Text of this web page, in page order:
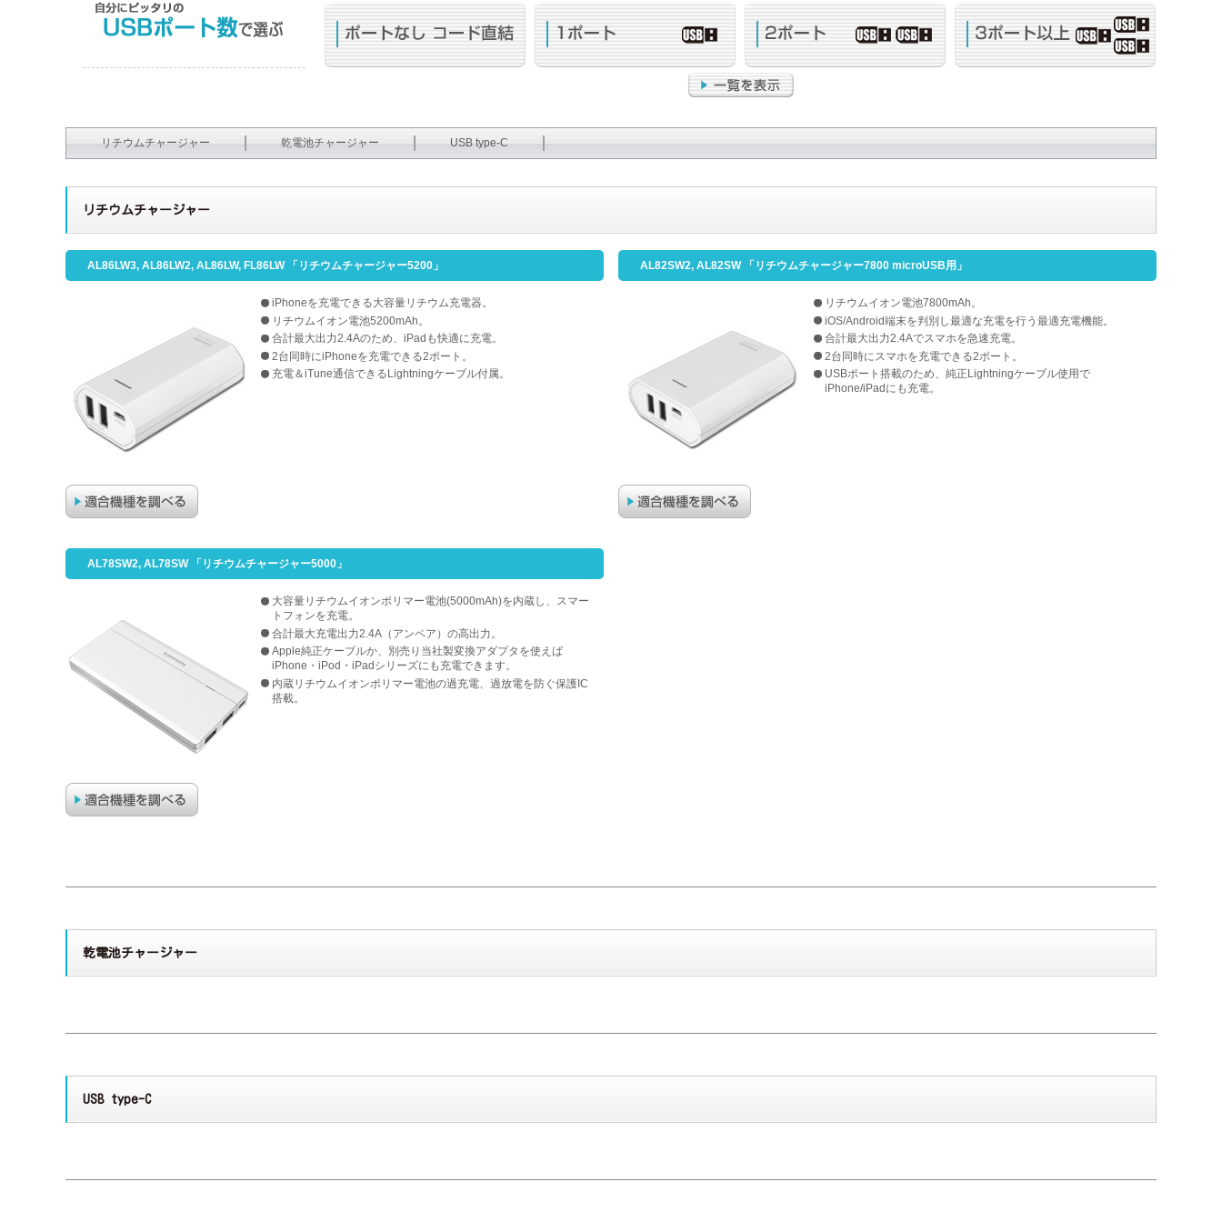
リチウムチャージャー 乾電池チャージャー USB type-C
リチウムチャージャー
AL86LW3, AL86LW2, AL86LW, FL86LW 「リチウムチャージャー5200」
iPhoneを充電できる大容量リチウム充電器。
リチウムイオン電池5200mAh。
合計最大出力2.4Aのため、iPadも快適に充電。
2台同時にiPhoneを充電できる2ポート。
充電＆iTune通信できるLightningケーブル付属。
AL82SW2, AL82SW 「リチウムチャージャー7800 microUSB用」
リチウムイオン電池7800mAh。
iOS/Android端末を判別し最適な充電を行う最適充電機能。
合計最大出力2.4Aでスマホを急速充電。
2台同時にスマホを充電できる2ポート。
USBポート搭載のため、純正Lightningケーブル使用で
iPhone/iPadにも充電。
AL78SW2, AL78SW 「リチウムチャージャー5000」
大容量リチウムイオンポリマー電池(5000mAh)を内蔵し、スマー
トフォンを充電。
合計最大充電出力2.4A（アンペア）の高出力。
Apple純正ケーブルか、別売り当社製変換アダプタを使えば
iPhone・iPod・iPadシリーズにも充電できます。
内蔵リチウムイオンポリマー電池の過充電、過放電を防ぐ保護IC
搭載。
乾電池チャージャー
USB type-C